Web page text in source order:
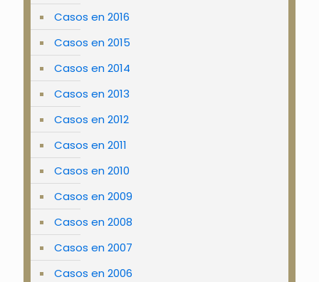
Casos en 2016
Casos en 2015
Casos en 2014
Casos en 2013
Casos en 2012
Casos en 2011
Casos en 2010
Casos en 2009
Casos en 2008
Casos en 2007
Casos en 2006